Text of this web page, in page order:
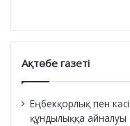
Ақтөбе газеті
Еңбекқорлық пен
құндылыққа айналуы